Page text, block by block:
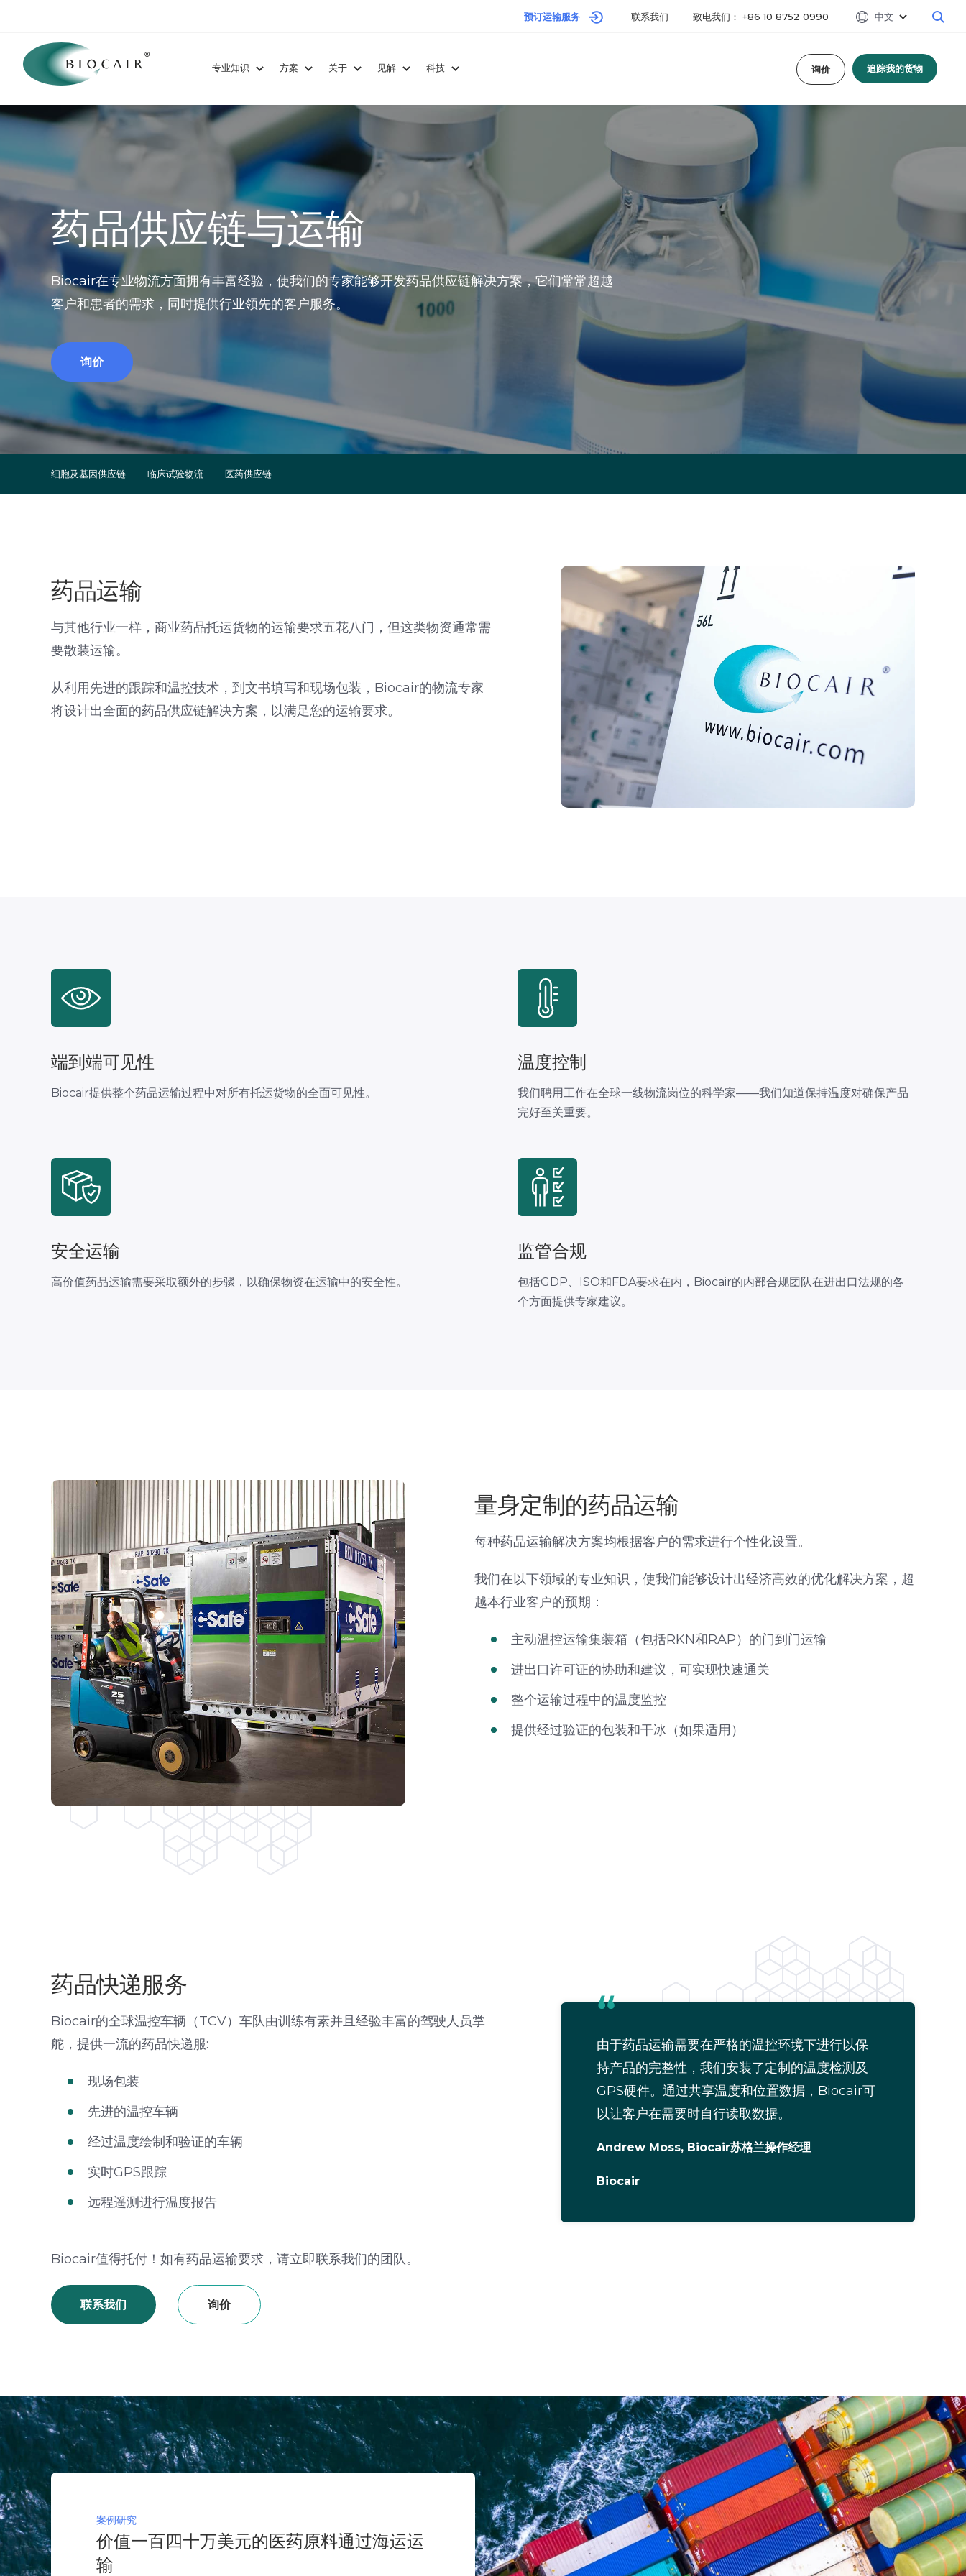
预订运输服务 联系我们 致电我们： +86 10 8752 0990 中文
专业知识 方案 关于 见解 科技 询价 追踪我的货物
药品供应链与运输
Biocair在专业物流方面拥有丰富经验，使我们的专家能够开发药品供应链解决方案，它们常常超越
客户和患者的需求，同时提供行业领先的客户服务。
询价
细胞及基因供应链 临床试验物流 医药供应链
药品运输
与其他行业一样，商业药品托运货物的运输要求五花八门，但这类物资通常需
要散装运输。
从利用先进的跟踪和温控技术，到文书填写和现场包装，Biocair的物流专家
将设计出全面的药品供应链解决方案，以满足您的运输要求。
端到端可见性
Biocair提供整个药品运输过程中对所有托运货物的全面可见性。
温度控制
我们聘用工作在全球一线物流岗位的科学家——我们知道保持温度对确保产品
完好至关重要。
安全运输
高价值药品运输需要采取额外的步骤，以确保物资在运输中的安全性。
监管合规
包括GDP、ISO和FDA要求在内，Biocair的内部合规团队在进出口法规的各
个方面提供专家建议。
量身定制的药品运输
每种药品运输解决方案均根据客户的需求进行个性化设置。
我们在以下领域的专业知识，使我们能够设计出经济高效的优化解决方案，超
越本行业客户的预期：
主动温控运输集装箱（包括RKN和RAP）的门到门运输
进出口许可证的协助和建议，可实现快速通关
整个运输过程中的温度监控
提供经过验证的包装和干冰（如果适用）
药品快递服务
Biocair的全球温控车辆（TCV）车队由训练有素并且经验丰富的驾驶人员掌
舵，提供一流的药品快递服:
现场包装
先进的温控车辆
经过温度绘制和验证的车辆
实时GPS跟踪
远程遥测进行温度报告
Biocair值得托付！如有药品运输要求，请立即联系我们的团队。
联系我们 询价
由于药品运输需要在严格的温控环境下进行以保
持产品的完整性，我们安装了定制的温度检测及
GPS硬件。通过共享温度和位置数据，Biocair可
以让客户在需要时自行读取数据。
Andrew Moss, Biocair苏格兰操作经理
Biocair
案例研究
价值一百四十万美元的医药原料通过海运运
输